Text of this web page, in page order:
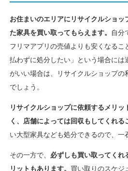
お住まいのエリアにリサイクルショッ
た家具を買い取ってもらえます。
自分
フリマアプリの売値よりも安くなるこ
払わずに処分したい」という場合には
がいい場合は、リサイクルショップの
でしょう。
リサイクルショップに依頼するメリ
く、店舗によっては回収もしてくれる
い大型家具なども処分できるので、一
その一方で、 必ずしも買い取ってくれ
リットもあります。 買い取りのスケジ